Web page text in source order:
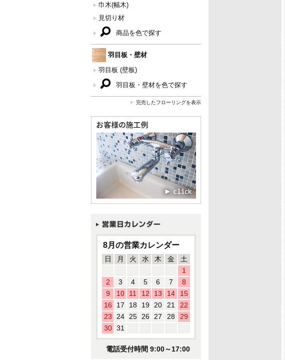
巾木(幅木)
見切り材
商品を色で探す
羽目板・壁材
羽目板 (壁板)
羽目板・壁材を色で探す
完売したフローリングを表示
8月の営業カレンダー
日 月 火 水 木 金
土
1
2
3 4 5 6 7
8
9
10 11 12 13 14
15
16
17 18 19 20 21
22
23
24 25 26 27 28
29
30 31
電話受付時間 9:00～17:00